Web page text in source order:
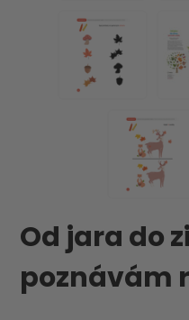
Od jara do
poznávám